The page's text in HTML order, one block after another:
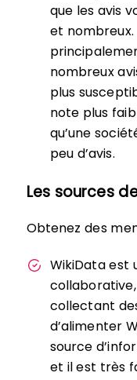
que les avis
et
nombreux
plus
note plus
qu’une
peu d’avis.
Les sources
Obtenez des
WikiData est
collectant
d’alimenter
source
et il est très